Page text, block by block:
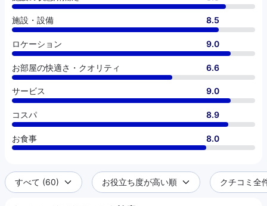
施設・設備 8.5
ロケーション 9.0
お部屋の快適さ・クオリティ 6.6
サービス 9.0
コスパ 8.9
お食事 8.0
すべて (60) お役立ち度が高い順 クチコミ全